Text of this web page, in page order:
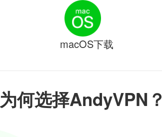
为何选择AndyVPN？
macOS下载